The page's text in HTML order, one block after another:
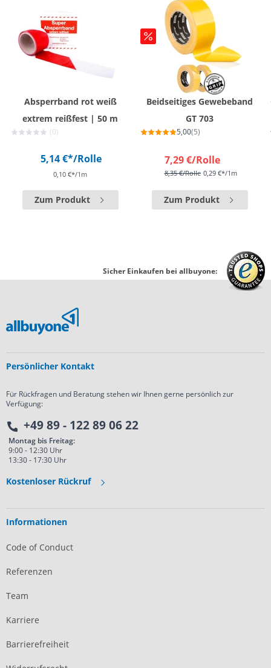
Absperrband rot weiß
extrem reißfest | 50 m
(0)
5,14 €*/Rolle
0,10 €*/1m
Zum Produkt
Beidseitiges Gewebeband
GT 703
5,00(5)
7,29 €/Rolle
8,35 €/Rolle 0,29 €*/1m
Zum Produkt
Sicher Einkaufen bei allbuyone:
Persönlicher Kontakt
Für Rückfragen und Beratung stehen wir Ihnen gerne persönlich zur
Verfügung:
+49 89 - 122 89 06 22
Montag bis Freitag:
9:00 - 12:30 Uhr
13:30 - 17:30 Uhr
Kostenloser Rückruf
Informationen
Code of Conduct
Referenzen
Team
Karriere
Barrierefreiheit